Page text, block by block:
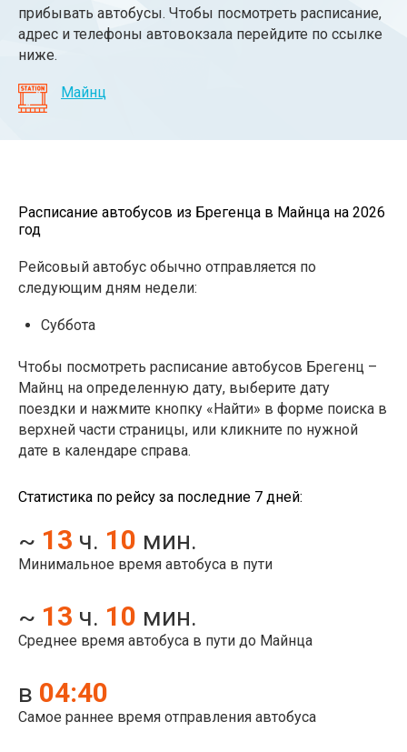
прибывать автобусы. Чтобы посмотреть расписание,
адрес и телефоны автовокзала перейдите по ссылке
ниже.
Майнц
Расписание автобусов из Брегенца в Майнца на 2026
год
Рейсовый автобус обычно отправляется по
следующим дням недели:
Суббота
Чтобы посмотреть расписание автобусов Брегенц –
Майнц на определенную дату, выберите дату
поездки и нажмите кнопку «Найти» в форме поиска в
верхней части страницы, или кликните по нужной
дате в календаре справа.
Статистика по рейсу за последние 7 дней:
~ 13 ч. 10 мин.
Минимальное время автобуса в пути
~ 13 ч. 10 мин.
Среднее время автобуса в пути до Майнца
в 04:40
Самое раннее время отправления автобуса